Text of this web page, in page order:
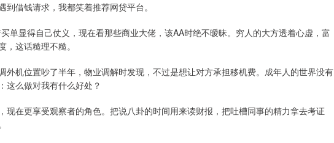
借钱请求，我都笑着推荐网贷平台。
单显得自己仗义，现在看那些商业大佬，该AA时绝不暧昧。穷人的大方透着心虚，富
这话糙理不糙。
外机位置吵了半年，物业调解时发现，不过是想让对方承担移机费。成年人的世界没有
这么做对我有什么好处？
现在更享受观察者的角色。把说八卦的时间用来读财报，把吐槽同事的精力拿去考证